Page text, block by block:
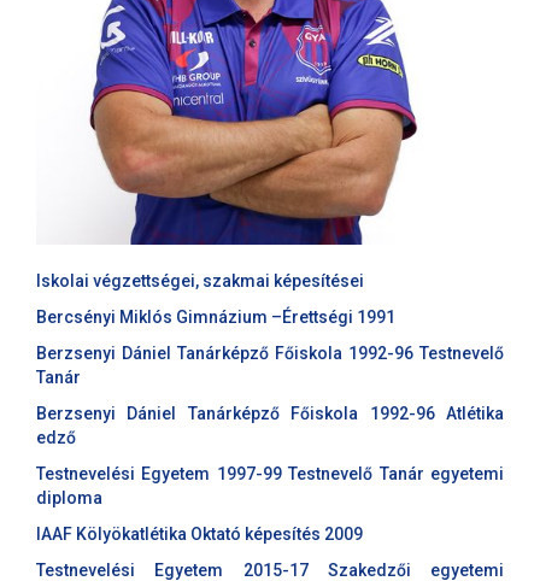
Iskolai végzettségei, szakmai képesítései
Bercsényi Miklós Gimnázium –Érettségi 1991
Berzsenyi Dániel Tanárképző Főiskola 1992-96 Testnevelő
Tanár
Berzsenyi Dániel Tanárképző Főiskola 1992-96 Atlétika
edző
Testnevelési Egyetem 1997-99 Testnevelő Tanár egyetemi
diploma
IAAF Kölyökatlétika Oktató képesítés 2009
Testnevelési Egyetem 2015-17 Szakedzői egyetemi